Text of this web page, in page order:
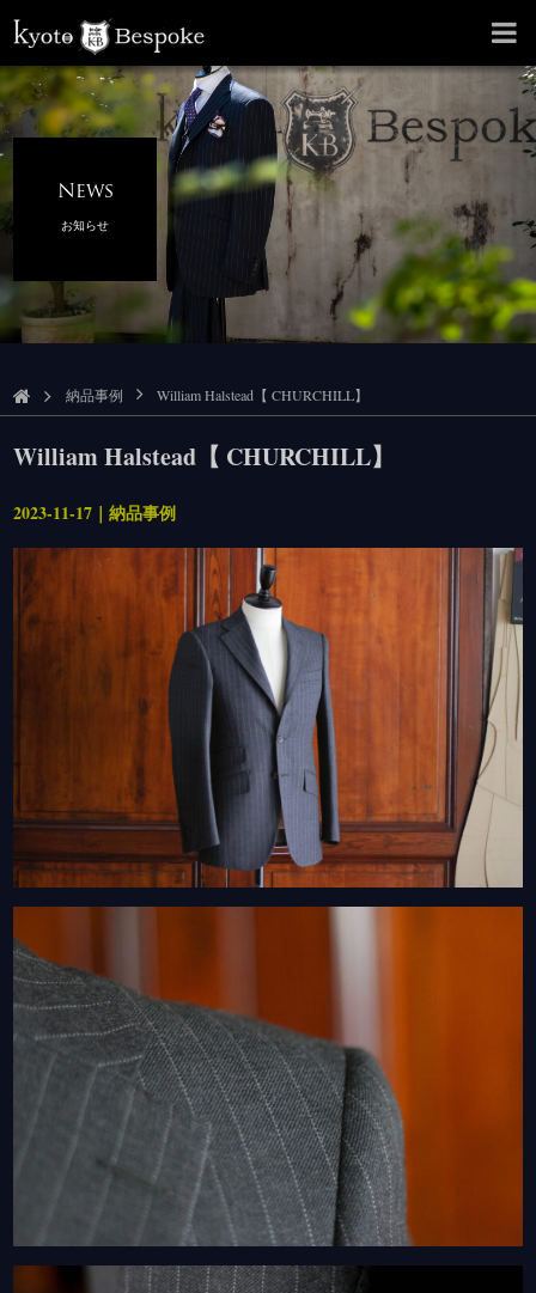
News
お知らせ
納品事例 William Halstead【 CHURCHILL】
William Halstead【 CHURCHILL】
2023-11-17｜納品事例